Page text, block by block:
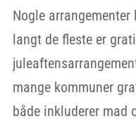
Nogle
langt de fleste er
mange kommuner
både inkluderer mad